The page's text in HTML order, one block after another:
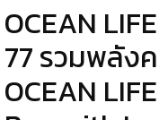
OCEAN
77 รวมพลัง
OCEAN